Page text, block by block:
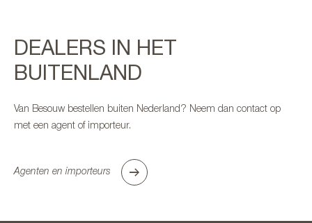
DEALERS IN HET
BUITENLAND
Van Besouw bestellen buiten Nederland? Neem dan contact op
met een agent of importeur.
Agenten en importeurs